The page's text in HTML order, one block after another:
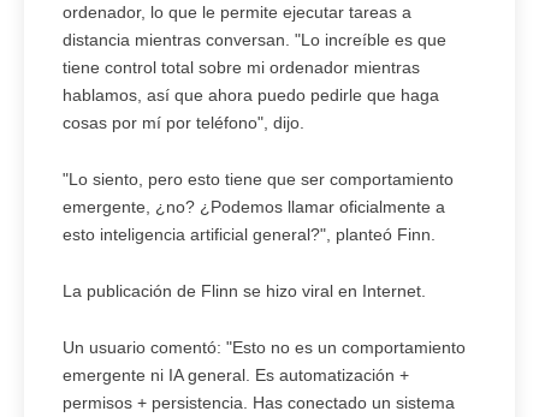
ordenador, lo que le permite ejecutar tareas a
distancia mientras conversan. "Lo increíble es que
tiene control total sobre mi ordenador mientras
hablamos, así que ahora puedo pedirle que haga
cosas por mí por teléfono", dijo.
"Lo siento, pero esto tiene que ser comportamiento
emergente, ¿no? ¿Podemos llamar oficialmente a
esto inteligencia artificial general?", planteó Finn.
La publicación de Flinn se hizo viral en Internet.
Un usuario comentó: "Esto no es un comportamiento
emergente ni IA general. Es automatización +
permisos + persistencia. Has conectado un sistema